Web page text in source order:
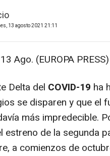
13 agosto 2021 21:11
Ago. (EUROPA
Delta del COVID-19 ha
se disparen y que el
más impredecible.
estreno de la segunda
a comienzos de